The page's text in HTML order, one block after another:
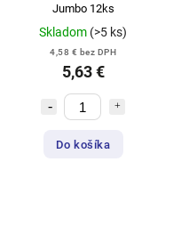
Jumbo 12ks
Skladom (>5 ks)
4,58 € bez DPH
5,63 €
Do košíka